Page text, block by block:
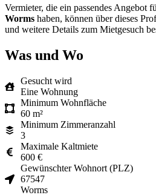
Vermieter, die ein passendes Angebot
Worms haben, können über dieses
und weitere Details zum Mietgesuch
Was und Wo
Gesucht wird
Eine Wohnung
Minimum Wohnfläche
60 m²
Minimum Zimmeranzahl
3
Maximale Kaltmiete
600 €
Gewünschter Wohnort (PLZ)
67547
Worms